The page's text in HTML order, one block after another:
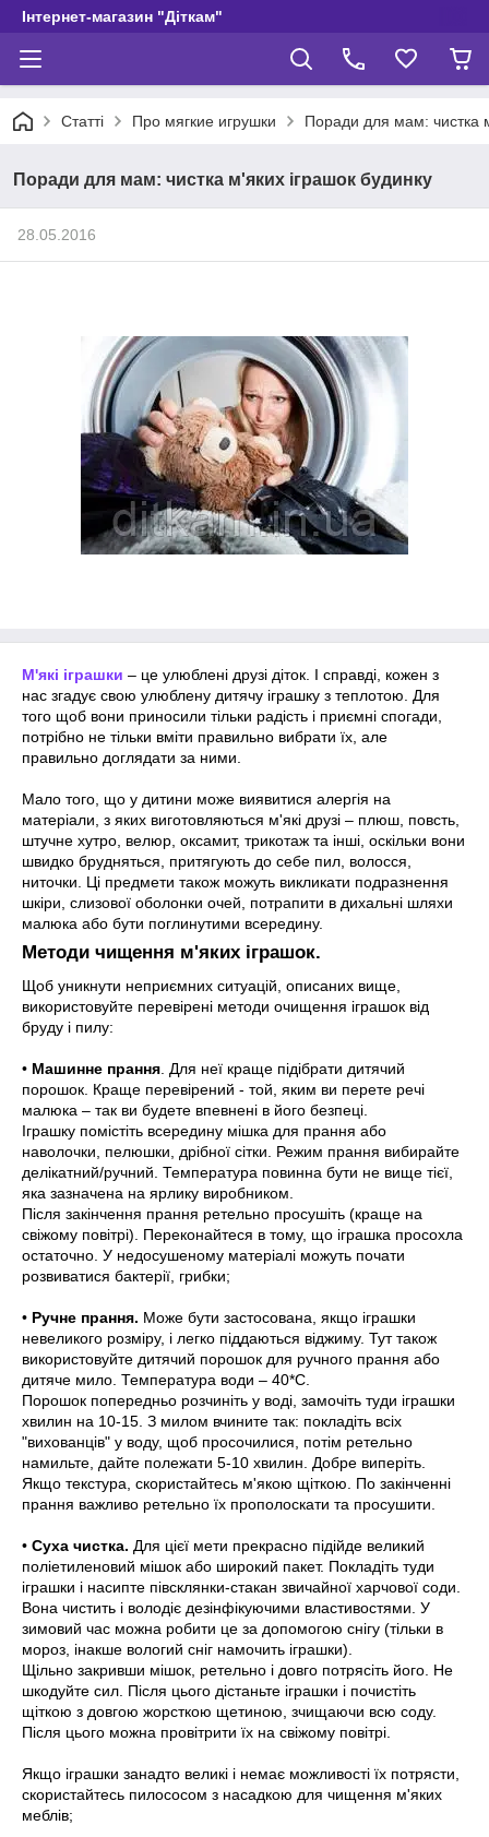
Інтернет-магазин "Діткам"
Статті Про мягкие игрушки Поради для мам: чистка
Поради для мам: чистка м'яких іграшок будинку
28.05.2016
М'які іграшки – це улюблені друзі діток. І справді, кожен з
нас згадує свою улюблену дитячу іграшку з теплотою. Для
того щоб вони приносили тільки радість і приємні спогади,
потрібно не тільки вміти правильно вибрати їх, але
правильно доглядати за ними.
Мало того, що у дитини може виявитися алергія на
матеріали, з яких виготовляються м'які друзі – плюш, повсть,
штучне хутро, велюр, оксамит, трикотаж та інші, оскільки вони
швидко брудняться, притягують до себе пил, волосся,
ниточки. Ці предмети також можуть викликати подразнення
шкіри, слизової оболонки очей, потрапити в дихальні шляхи
малюка або бути поглинутими всередину.
Методи чищення м'яких іграшок.
Щоб уникнути неприємних ситуацій, описаних вище,
використовуйте перевірені методи очищення іграшок від
бруду і пилу:
• Машинне прання . Для неї краще підібрати дитячий
порошок. Краще перевірений - той, яким ви перете речі
малюка – так ви будете впевнені в його безпеці.
Іграшку помістіть всередину мішка для прання або
наволочки, пелюшки, дрібної сітки. Режим прання вибирайте
делікатний/ручний. Температура повинна бути не вище тієї,
яка зазначена на ярлику виробником.
Після закінчення прання ретельно просушіть (краще на
свіжому повітрі). Переконайтеся в тому, що іграшка просохла
остаточно. У недосушеному матеріалі можуть почати
розвиватися бактерії, грибки;
• Ручне прання. Може бути застосована, якщо іграшки
невеликого розміру, і легко піддаються віджиму. Тут також
використовуйте дитячий порошок для ручного прання або
дитяче мило. Температура води – 40*С.
Порошок попередньо розчиніть у воді, замочіть туди іграшки
хвилин на 10-15. З милом вчините так: покладіть всіх
"вихованців" у воду, щоб просочилися, потім ретельно
намильте, дайте полежати 5-10 хвилин. Добре виперіть.
Якщо текстура, скористайтесь м'якою щіткою. По закінченні
прання важливо ретельно їх прополоскати та просушити.
• Суха чистка. Для цієї мети прекрасно підійде великий
поліетиленовий мішок або широкий пакет. Покладіть туди
іграшки і насипте півсклянки-стакан звичайної харчової соди.
Вона чистить і володіє дезінфікуючими властивостями. У
зимовий час можна робити це за допомогою снігу (тільки в
мороз, інакше вологий сніг намочить іграшки).
Щільно закривши мішок, ретельно і довго потрясіть його. Не
шкодуйте сил. Після цього дістаньте іграшки і почистіть
щіткою з довгою жорсткою щетиною, зчищаючи всю соду.
Після цього можна провітрити їх на свіжому повітрі.
Якщо іграшки занадто великі і немає можливості їх потрясти,
скористайтесь пилососом з насадкою для чищення м'яких
меблів;